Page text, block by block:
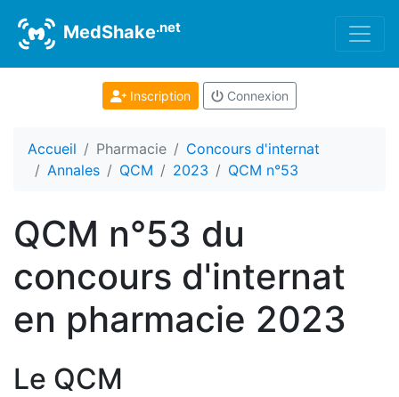
MedShake.net
Inscription Connexion
Accueil Pharmacie
Concours d'internat
Annales
QCM 2023 QCM n°53
QCM n°53 du
concours d'internat
en pharmacie 2023
Le QCM